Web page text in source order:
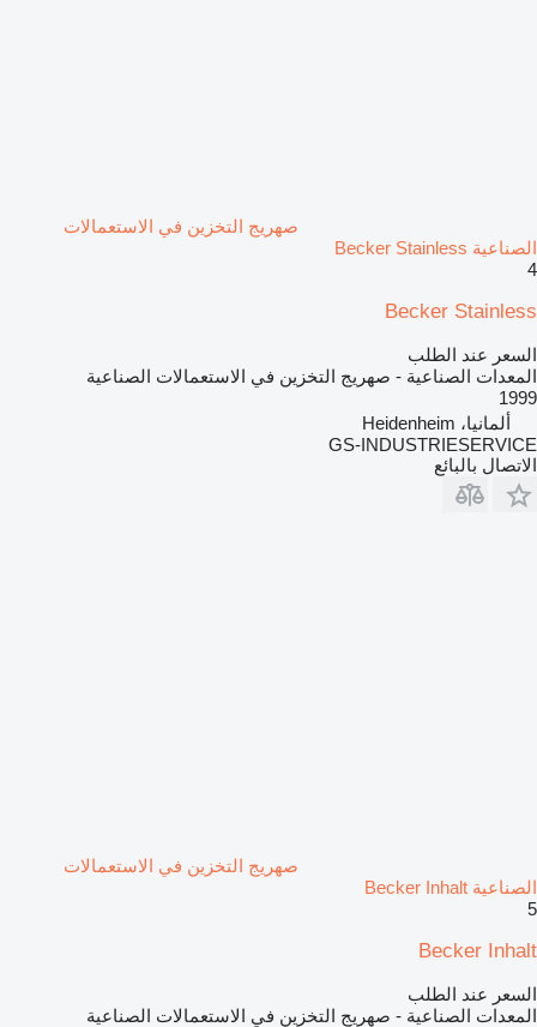
صهريج التخزين في الاستعمالات
الصناعية Becker Stainless
4
Becker Stainless
السعر عند الطلب
المعدات الصناعية - صهريج التخزين في الاستعمالات الصناعية
1999
ألمانيا، Heidenheim
GS-INDUSTRIESERVICE
الاتصال بالبائع
صهريج التخزين في الاستعمالات
الصناعية Becker Inhalt
5
Becker Inhalt
السعر عند الطلب
المعدات الصناعية - صهريج التخزين في الاستعمالات الصناعية